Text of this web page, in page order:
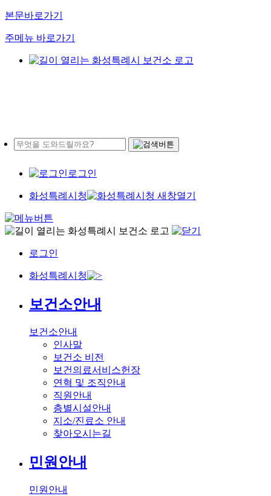
본문바로가기
주메뉴 바로가기
로그인
화성특례시청
로그인
화성특례시청
보건소안내
보건소안내
인사말
보건소 비전
보건의료서비스헌장
연혁 및 조직안내
직원안내
층별시설안내
지소/진료소 안내
찾아오시는길
민원안내
민원안내